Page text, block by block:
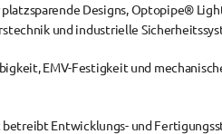
Designs, Optopipe®
und industrielle
EMV-Festigkeit und
Entwicklungs- und